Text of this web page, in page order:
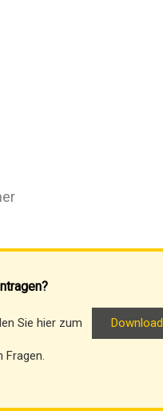
Sie hier zum Download
Fragen.